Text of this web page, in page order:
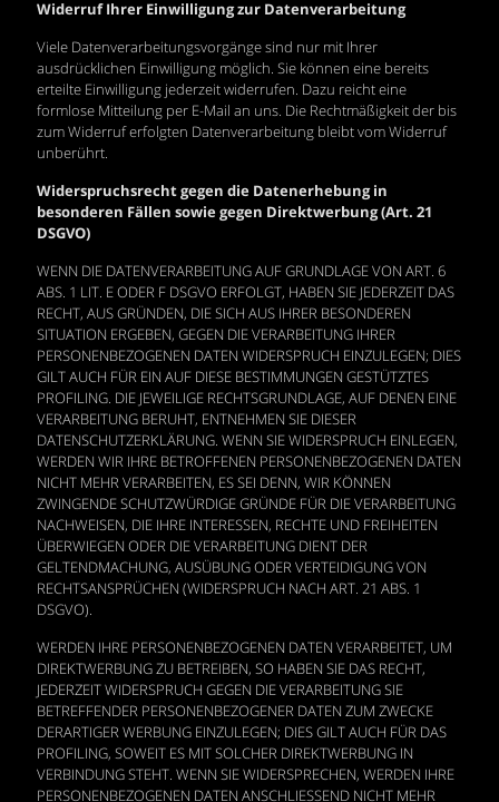
Widerruf Ihrer Einwilligung zur Datenverarbeitung
Viele Datenverarbeitungsvorgänge sind nur mit Ihrer
ausdrücklichen Einwilligung möglich. Sie können eine bereits
erteilte Einwilligung jederzeit widerrufen. Dazu reicht eine
formlose Mitteilung per E-Mail an uns. Die Rechtmäßigkeit der bis
zum Widerruf erfolgten Datenverarbeitung bleibt vom Widerruf
unberührt.
Widerspruchsrecht gegen die Datenerhebung in
besonderen Fällen sowie gegen Direktwerbung (Art. 21
DSGVO)
WENN DIE DATENVERARBEITUNG AUF GRUNDLAGE VON ART. 6
ABS. 1 LIT. E ODER F DSGVO ERFOLGT, HABEN SIE JEDERZEIT DAS
RECHT, AUS GRÜNDEN, DIE SICH AUS IHRER BESONDEREN
SITUATION ERGEBEN, GEGEN DIE VERARBEITUNG IHRER
PERSONENBEZOGENEN DATEN WIDERSPRUCH EINZULEGEN; DIES
GILT AUCH FÜR EIN AUF DIESE BESTIMMUNGEN GESTÜTZTES
PROFILING. DIE JEWEILIGE RECHTSGRUNDLAGE, AUF DENEN EINE
VERARBEITUNG BERUHT, ENTNEHMEN SIE DIESER
DATENSCHUTZERKLÄRUNG. WENN SIE WIDERSPRUCH EINLEGEN,
WERDEN WIR IHRE BETROFFENEN PERSONENBEZOGENEN DATEN
NICHT MEHR VERARBEITEN, ES SEI DENN, WIR KÖNNEN
ZWINGENDE SCHUTZWÜRDIGE GRÜNDE FÜR DIE VERARBEITUNG
NACHWEISEN, DIE IHRE INTERESSEN, RECHTE UND FREIHEITEN
ÜBERWIEGEN ODER DIE VERARBEITUNG DIENT DER
GELTENDMACHUNG, AUSÜBUNG ODER VERTEIDIGUNG VON
RECHTSANSPRÜCHEN (WIDERSPRUCH NACH ART. 21 ABS. 1
DSGVO).
WERDEN IHRE PERSONENBEZOGENEN DATEN VERARBEITET, UM
DIREKTWERBUNG ZU BETREIBEN, SO HABEN SIE DAS RECHT,
JEDERZEIT WIDERSPRUCH GEGEN DIE VERARBEITUNG SIE
BETREFFENDER PERSONENBEZOGENER DATEN ZUM ZWECKE
DERARTIGER WERBUNG EINZULEGEN; DIES GILT AUCH FÜR DAS
PROFILING, SOWEIT ES MIT SOLCHER DIREKTWERBUNG IN
VERBINDUNG STEHT. WENN SIE WIDERSPRECHEN, WERDEN IHRE
PERSONENBEZOGENEN DATEN ANSCHLIESSEND NICHT MEHR